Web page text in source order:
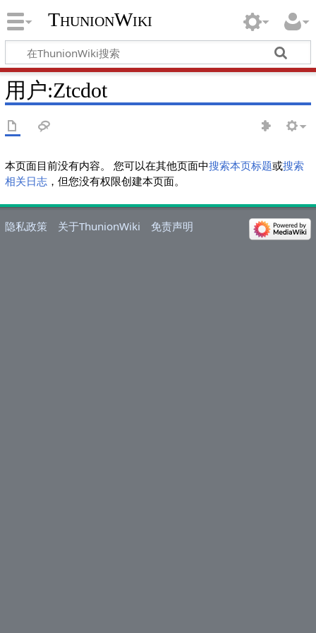
ThunionWiki
用户:Ztcdot
本页面目前没有内容。 您可以在其他页面中搜索本页标题或搜索
相关日志，但您没有权限创建本页面。
隐私政策 关于ThunionWiki 免责声明